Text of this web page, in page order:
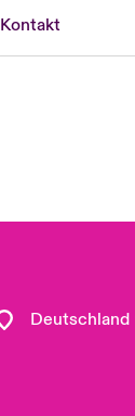
Kontakt
Deutschland
United Kingdom